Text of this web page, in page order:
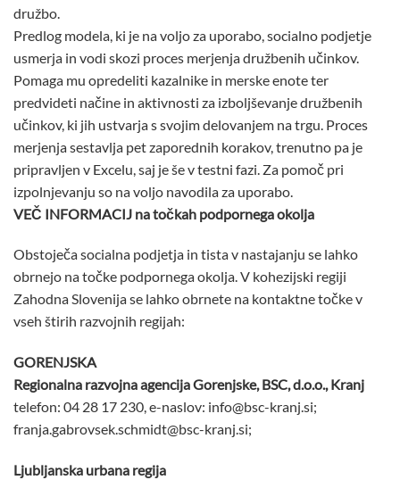
družbo.
Predlog modela, ki je na voljo za uporabo, socialno podjetje
usmerja in vodi skozi proces merjenja družbenih učinkov.
Pomaga mu opredeliti kazalnike in merske enote ter
predvideti načine in aktivnosti za izboljševanje družbenih
učinkov, ki jih ustvarja s svojim delovanjem na trgu. Proces
merjenja sestavlja pet zaporednih korakov, trenutno pa je
pripravljen v Excelu, saj je še v testni fazi. Za pomoč pri
izpolnjevanju so na voljo navodila za uporabo.
VEČ INFORMACIJ na točkah podpornega okolja
Obstoječa socialna podjetja in tista v nastajanju se lahko
obrnejo na točke podpornega okolja. V kohezijski regiji
Zahodna Slovenija se lahko obrnete na kontaktne točke v
vseh štirih razvojnih regijah:
GORENJSKA
Regionalna razvojna agencija Gorenjske, BSC, d.o.o., Kranj
telefon: 04 28 17 230, e-naslov: info@bsc-kranj.si;
franja.gabrovsek.schmidt@bsc-kranj.si;
Ljubljanska urbana regija